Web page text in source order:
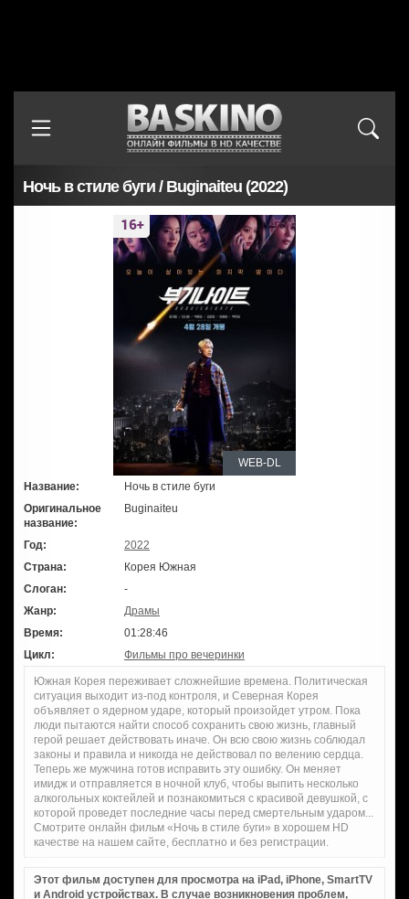
Ночь в стиле буги / Buginaiteu (2022)
WEB-DL
Название:
Ночь в стиле буги
Оригинальное
название:
Buginaiteu
Год:
2022
Страна:
Корея Южная
Слоган:
-
Жанр:
Драмы
Время:
01:28:46
Цикл:
Фильмы про вечеринки
Южная Корея переживает сложнейшие времена. Политическая
ситуация выходит из-под контроля, и Северная Корея
объявляет о ядерном ударе, который произойдет утром. Пока
люди пытаются найти способ сохранить свою жизнь, главный
герой решает действовать иначе. Он всю свою жизнь соблюдал
законы и правила и никогда не действовал по велению сердца.
Теперь же мужчина готов исправить эту ошибку. Он меняет
имидж и отправляется в ночной клуб, чтобы выпить несколько
алкогольных коктейлей и познакомиться с красивой девушкой, с
которой проведет последние часы перед смертельным ударом...
Смотрите онлайн фильм «Ночь в стиле буги» в хорошем HD
качестве на нашем сайте, бесплатно и без регистрации.
Этот фильм доступен для просмотра на iPad, iPhone, SmartTV
и Android устройствах. В случае возникновения проблем,